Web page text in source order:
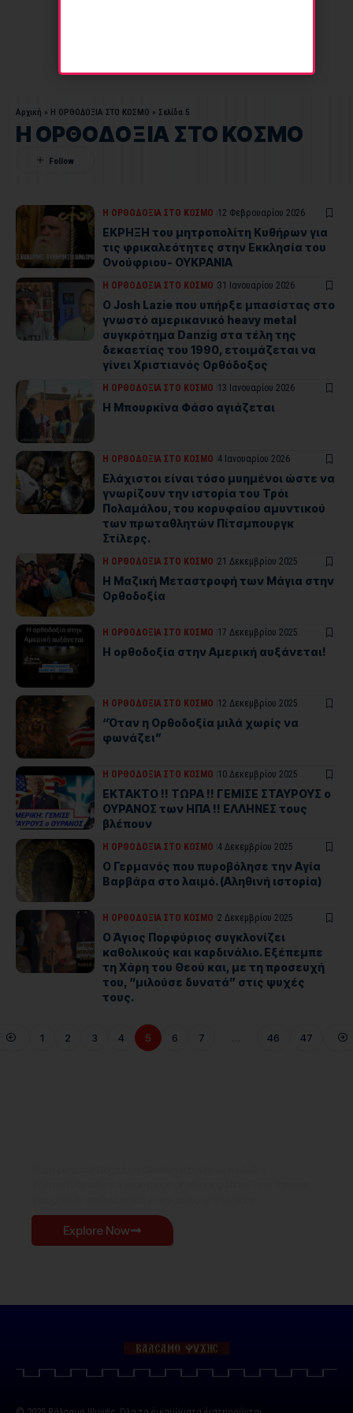
Αρχική » Η ΟΡΘΟΔΟΞΙΑ ΣΤΟ ΚΟΣΜΟ » Σελίδα 5
Η ΟΡΘΟΔΟΞΙΑ ΣΤΟ ΚΟΣΜΟ
Η ΟΡΘΟΔΟΞΙΑ ΣΤΟ ΚΟΣΜΟ 12 Φεβρουαρίου 2026
ΕΚΡΗΞΗ του μητροπολίτη Κυθήρων για
τις φρικαλεότητες στην Εκκλησία του
Ονούφριου- ΟΥΚΡΑΝΙΑ
Η ΟΡΘΟΔΟΞΙΑ ΣΤΟ ΚΟΣΜΟ 31 Ιανουαρίου 2026
Ο Josh Lazie που υπήρξε μπασίστας στο
γνωστό αμερικανικό heavy metal
συγκρότημα Danzig στα τέλη της
δεκαετίας του 1990, ετοιμάζεται να
γίνει Χριστιανός Ορθόδοξος
Η ΟΡΘΟΔΟΞΙΑ ΣΤΟ ΚΟΣΜΟ 13 Ιανουαρίου 2026
Η Μπουρκίνα Φάσο αγιάζεται
Η ΟΡΘΟΔΟΞΙΑ ΣΤΟ ΚΟΣΜΟ 4 Ιανουαρίου 2026
Ελάχιστοι είναι τόσο μυημένοι ώστε να
γνωρίζουν την ιστορία του Τρόι
Πολαμάλου, του κορυφαίου αμυντικού
των πρωταθλητών Πίτσμπουργκ
Στίλερς.
Η ΟΡΘΟΔΟΞΙΑ ΣΤΟ ΚΟΣΜΟ 21 Δεκεμβρίου 2025
Η Μαζική Μεταστροφή των Μάγια στην
Ορθοδοξία
Η ΟΡΘΟΔΟΞΙΑ ΣΤΟ ΚΟΣΜΟ 17 Δεκεμβρίου 2025
Η ορθοδοξία στην Αμερική αυξάνεται!
Η ΟΡΘΟΔΟΞΙΑ ΣΤΟ ΚΟΣΜΟ 12 Δεκεμβρίου 2025
“Όταν η Ορθοδοξία μιλά χωρίς να
φωνάζει”
Η ΟΡΘΟΔΟΞΙΑ ΣΤΟ ΚΟΣΜΟ 10 Δεκεμβρίου 2025
ΕΚΤΑΚΤΟ !! ΤΩΡΑ !! ΓΕΜΙΣΕ ΣΤΑΥΡΟΥΣ ο
ΟΥΡΑΝΟΣ των ΗΠΑ !! ΕΛΛΗΝΕΣ τους
βλέπουν
Η ΟΡΘΟΔΟΞΙΑ ΣΤΟ ΚΟΣΜΟ 4 Δεκεμβρίου 2025
Ο Γερμανός που πυροβόλησε την Αγία
Βαρβάρα στο λαιμό. (Αληθινή ιστορία)
Η ΟΡΘΟΔΟΞΙΑ ΣΤΟ ΚΟΣΜΟ 2 Δεκεμβρίου 2025
Ο Άγιος Πορφύριος συγκλονίζει
καθολικούς και καρδινάλιο. Εξέπεμπε
τη Χάρη του Θεού και, με τη προσευχή
του, “μιλούσε δυνατά” στις ψυχές
τους.
1 2 3 4 5 6 7 46 47
Explore Now